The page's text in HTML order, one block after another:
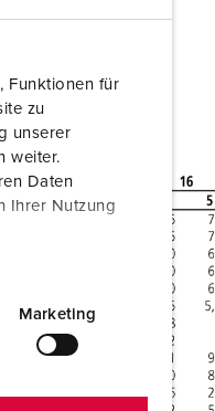
Funktionen für
zu
unserer
weiter.
Daten
Ihrer Nutzung
Marketing